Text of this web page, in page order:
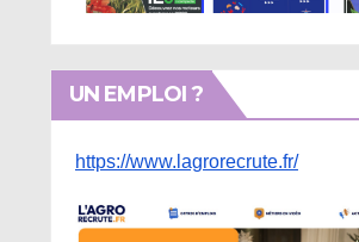
UN EMPLOI ?
https://www.lagrorecrute.fr/